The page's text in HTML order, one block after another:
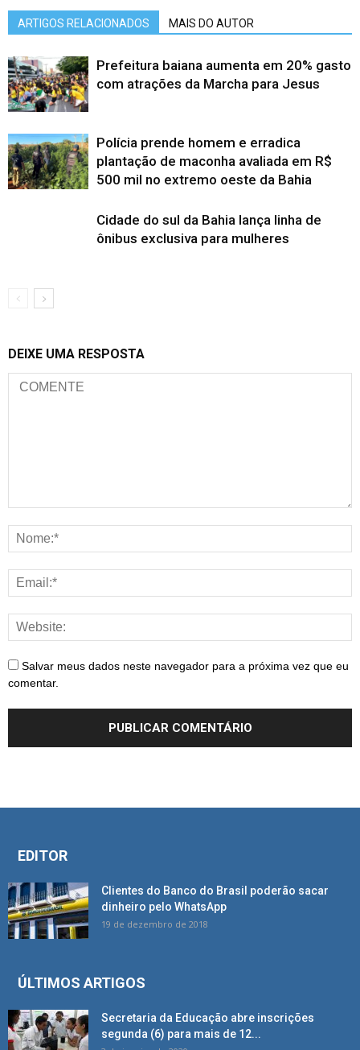
ARTIGOS RELACIONADOS MAIS DO AUTOR
Prefeitura baiana aumenta em 20% gasto
com atrações da Marcha para Jesus
Polícia prende homem e erradica
plantação de maconha avaliada em R$
500 mil no extremo oeste da Bahia
Cidade do sul da Bahia lança linha de
ônibus exclusiva para mulheres
DEIXE UMA RESPOSTA
Salvar meus dados neste navegador para a próxima vez que eu
comentar.
EDITOR
Clientes do Banco do Brasil poderão sacar
dinheiro pelo WhatsApp
19 de dezembro de 2018
ÚLTIMOS ARTIGOS
Secretaria da Educação abre inscrições
segunda (6) para mais de 12...